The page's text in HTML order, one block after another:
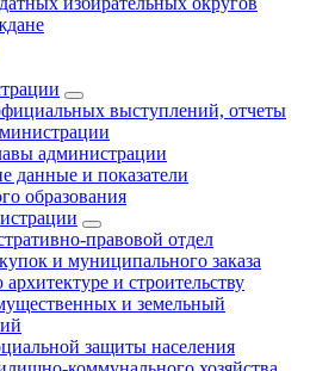
выступлений, отчеты
администрации
данные и показатели
образования
правовой отдел
и муниципального заказа
и строительству
и земельный
защиты населения